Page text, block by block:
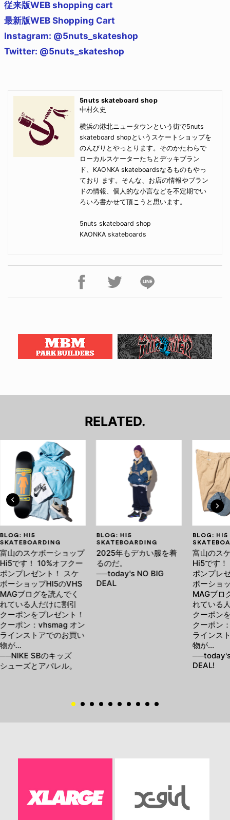
従来版WEB shopping cart
最新版WEB Shopping Cart
Instagram: @5nuts_skateshop
Twitter: @5nuts_skateshop
5nuts skateboard shop
中村久史
横浜の港北ニュータウンという街で5nuts
skateboard shopというスケートショップを
のんびりとやっとります。そのかたわらで
ローカルスケーターたちとデッキブラン
ド、KAONKA skateboardsなるものもやっ
ており ます。そんな、お店の情報やブラン
ドの情報、個人的な小言などを不定期でい
ろいろ書かせて頂こうと思います。
5nuts skateboard shop
KAONKA skateboards
RELATED.
BLOG: HI5
SKATEBOARDING
富山のスケボーショップ
Hi5です！ 10%オフクー
ポンプレゼント！ スケ
ボーショップHI5のVHS
MAGブログを読んでく
れている人だけに割引
クーポンをプレゼント！
クーポン：vhsmag オン
ラインストアでのお買い
物が…
──NIKE SBのキッズ
シューズとアパレル。
BLOG: HI5
SKATEBOARDING
2025年もデカい服を着
るのだ。
──today's NO BIG
DEAL
BLOG: HI5
富山のス
Hi5です！
ポンプレ
ボーショ
MAGブロ
れている
クーポン
クーポン
ラインス
物が…
DEAL!